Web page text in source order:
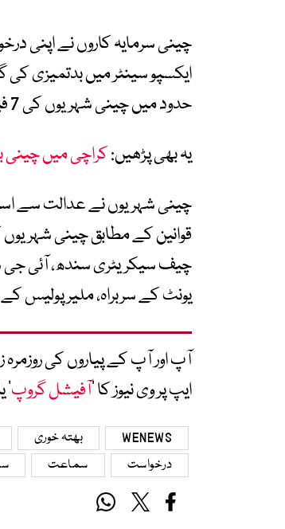
ایکسپو سینٹر میں بدتمیزی
حدود میں چینی شہریوں کی 7 فیکٹریاں بھی سیل کردی گئی ہیں۔
یہ بھی پڑھیں:کراچی میں چینی
چینی شہریوں نے عدالت سے
قوانین کے مطابق چینی
چیف سیکریٹری سندھ، آئی
یونٹ کے سربراہ، ملیر پولیس
آپ اور آپ کے پیاروں کی
ایپ پر وی نیوز کا ’آفیشل گروپ‘
WENEWS بھتہ خوری
درخواست
سماعت